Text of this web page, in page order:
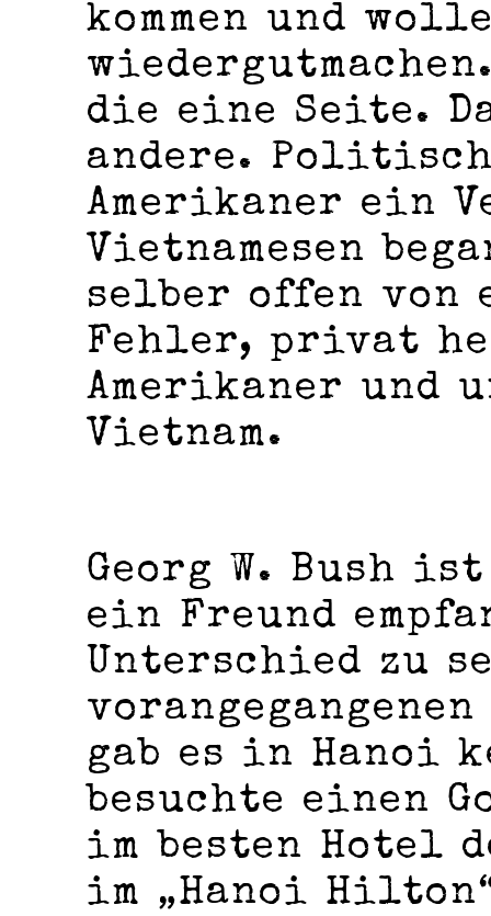
kommen und
die eine Seite.
andere.
Amerikaner ein
Vietnamesen
selber offen von
Fehler, privat
Amerikaner und
Vietnam.
Georg W. Bush
ein Freund
Unterschied zu
gab es in Hanoi
besuchte einen
im besten Hotel
im „Hanoi